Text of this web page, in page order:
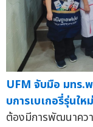
UFM จับมือ มทร.
บการเบเกอรี่รุ่นใหม่
ต้องมีการพัฒนาคว